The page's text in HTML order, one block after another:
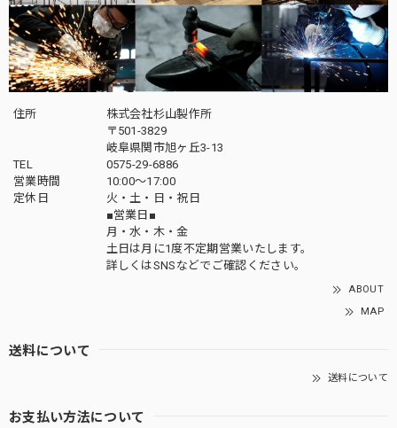
住所
株式会社杉山製作所
〒501-3829
岐阜県関市旭ヶ丘3-13
TEL
0575-29-6886
営業時間
10:00～17:00
定休日
火・土・日・祝日
■営業日■
月・水・木・金
土日は月に1度不定期営業いたします。
詳しくはSNSなどでご確認ください。
ABOUT
MAP
送料について
送料について
お支払い方法について